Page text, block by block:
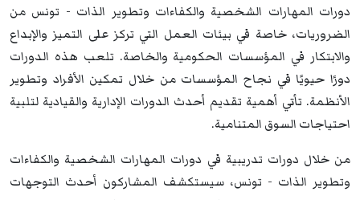
دورات المهارات الشخصية والكفاءات وتطوير الذات - تونس من
الضروريات، خاصة في بيئات العمل التي تركز على التميز والإبداع
والابتكار في المؤسسات الحكومية والخاصة. تلعب هذه الدورات
دورًا حيويًا في نجاح المؤسسات من خلال تمكين الأفراد وتطوير
الأنظمة. تأتي أهمية تقديم أحدث الدورات الإدارية والقيادية لتلبية
احتياجات السوق المتنامية.
من خلال دورات تدريبية في دورات المهارات الشخصية والكفاءات
وتطوير الذات - تونس، سيستكشف المشاركون أحدث التوجهات